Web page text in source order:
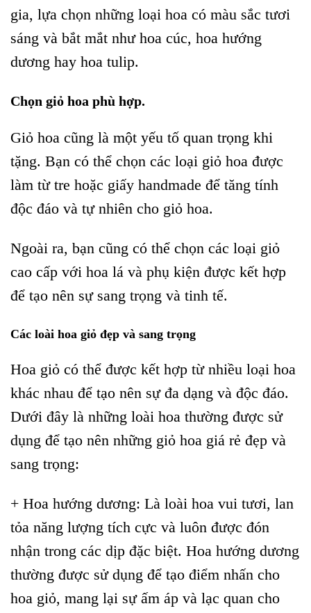
gia, lựa chọn những loại hoa có màu sắc tươi
sáng và bắt mắt như hoa cúc, hoa hướng
dương hay hoa tulip.
Chọn giỏ hoa phù hợp.
Giỏ hoa cũng là một yếu tố quan trọng khi
tặng. Bạn có thể chọn các loại giỏ hoa được
làm từ tre hoặc giấy handmade để tăng tính
độc đáo và tự nhiên cho giỏ hoa.
Ngoài ra, bạn cũng có thể chọn các loại giỏ
cao cấp với hoa lá và phụ kiện được kết hợp
để tạo nên sự sang trọng và tinh tế.
Các loài hoa giỏ đẹp và sang trọng
Hoa giỏ có thể được kết hợp từ nhiều loại hoa
khác nhau để tạo nên sự đa dạng và độc đáo.
Dưới đây là những loài hoa thường được sử
dụng để tạo nên những giỏ hoa giá rẻ đẹp và
sang trọng:
+ Hoa hướng dương: Là loài hoa vui tươi, lan
tỏa năng lượng tích cực và luôn được đón
nhận trong các dịp đặc biệt. Hoa hướng dương
thường được sử dụng để tạo điểm nhấn cho
hoa giỏ, mang lại sự ấm áp và lạc quan cho